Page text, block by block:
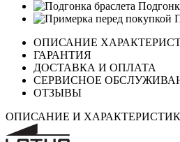
ОПИСАНИЕ
ГАРАНТИЯ
ДОСТАВКА И ОПЛАТА
СЕРВИСНОЕ
ОТЗЫВЫ
ОПИСАНИЕ И